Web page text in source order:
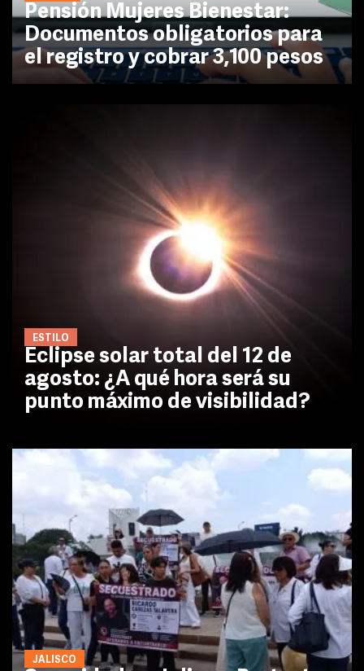
Pensión Mujeres Bienestar:
Documentos obligatorios para
el registro y cobrar 3,100 pesos
ESTILO
Eclipse solar total del 12 de
agosto: ¿A qué hora será su
punto máximo de visibilidad?
JALISCO